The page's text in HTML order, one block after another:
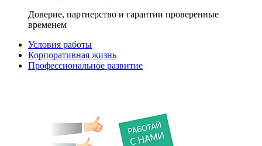
Доверие, партнерство и гарантии проверенные
временем
Условия работы
Корпоративная жизнь
Профессиональное развитие